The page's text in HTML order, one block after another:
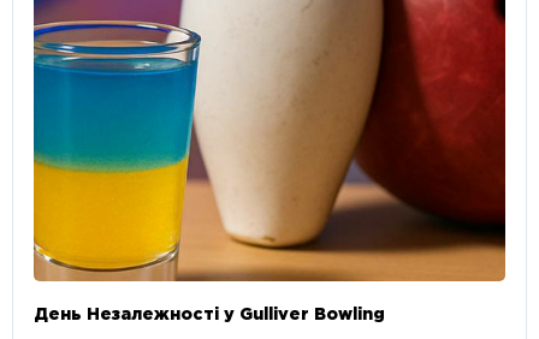
День Незалежності у Gulliver Bowling